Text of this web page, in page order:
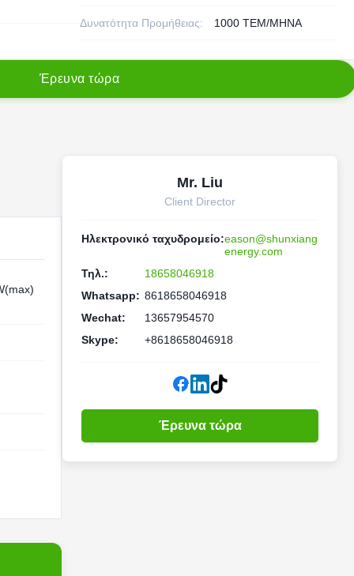
Δυνατότητα Προμήθειας: 1000 ΤΕΜ/ΜΗΝΑ
Έρευνα τώρα
Mr. Liu
Client Director
Ηλεκτρονικό ταχυδρομείο:eason@shunxiang
energy.com
Τηλ.:
18658046918
Whatsapp: 8618658046918
Wechat:
13657954570
Skype:
+8618658046918
Έρευνα τώρα